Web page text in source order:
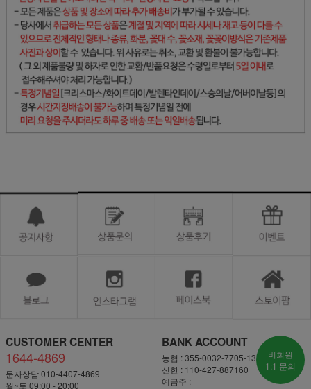
CUSTOMER CENTER
1644-4869
문자상담 010-4407-4869
월~토 09:00 - 20:00
BANK ACCOUNT
농협 : 355-0032-7705-13
신한 : 110-427-887160
예금주 :
비회원
1:1 문의